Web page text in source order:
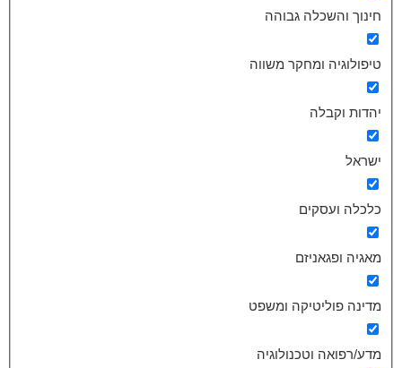
חינוך והשכלה גבוהה
טיפולוגיה ומחקר משווה
יהדות וקבלה
ישראל
כלכלה ועסקים
מאגיה ופגאניזם
מדינה פוליטיקה ומשפט
מדע/רפואה וטכנולוגיה